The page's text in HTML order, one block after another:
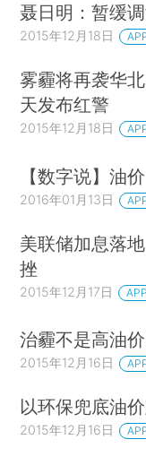
聂日明：暂缓
2015年12月18日
雾霾将再袭华
天发布红警
2015年12月18日
【数字说】油
2016年01月13日
美联储加息落
挫
2015年12月17日
治霾不是高油
2015年12月16日
以环保兜底油
2015年12月16日